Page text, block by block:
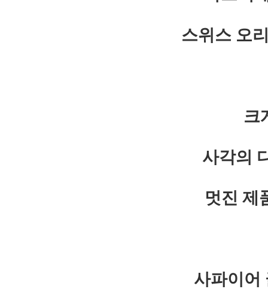
스위스 오
크
사각의
멋진 제
사파이어